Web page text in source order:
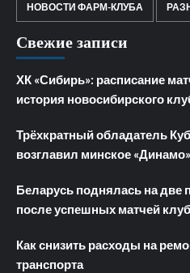
НОВОСТИ ФАРМ-КЛУБА
Свежие записи
ХК «Сибирь»: расписание
история новосибирского
Трёхкратный обладатель
возглавил минское «Динамо»
Беларусь поднялась на две
после успешных матчей
Как снизить расходы на
транспорта